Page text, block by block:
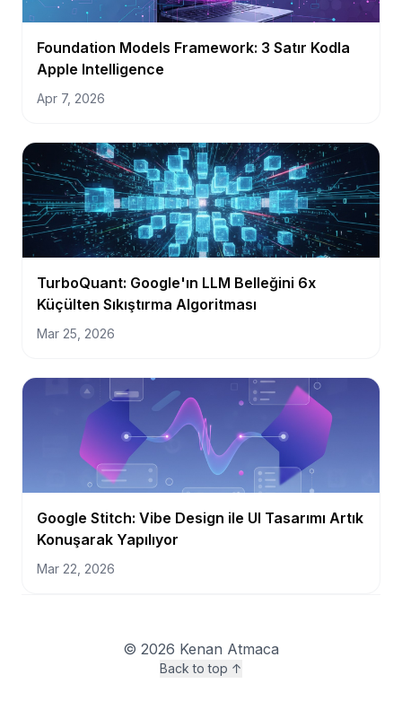
Foundation Models Framework: 3 Satır Kodla
Apple Intelligence
Apr 7, 2026
TurboQuant: Google'ın LLM Belleğini 6x
Küçülten Sıkıştırma Algoritması
Mar 25, 2026
Google Stitch: Vibe Design ile UI Tasarımı Artık
Konuşarak Yapılıyor
Mar 22, 2026
© 2026 Kenan Atmaca
Back to top ↑